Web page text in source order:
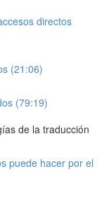
directos
(21:06)
(79:19)
de la traducción
puede hacer por el